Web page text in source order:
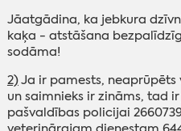
Jāatgādina, ka jebkura
kaķa - atstāšana
sodāma!
2)Ja ir pamests,
un saimnieks ir zināms, tad
pašvaldības policijai